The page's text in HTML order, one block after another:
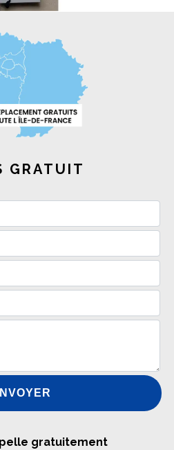
GRATUIT
gratuitement